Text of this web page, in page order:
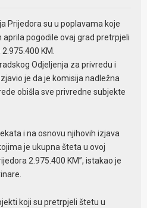
Prijedora su u poplavama koje
pogodile ovaj grad pretrpjeli
KM.
Odjeljenja za privredu i
je da je komisija nadležna
obišla sve privredne subjekte
i na osnovu njihovih izjava
je ukupna šteta u ovoj
2.975.400 KM”, istakao je
koji su pretrpjeli štetu u